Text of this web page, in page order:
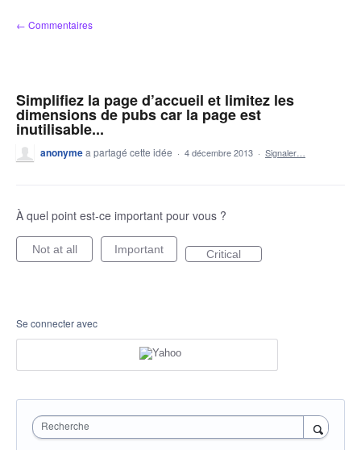
Aller
au
← Commentaires
Simplifiez la page d’accueil et limitez les
dimensions de pubs car la page est
inutilisable...
anonymea partagé cette idée · 4 décembre 2013 · Signaler…
À quel point est-ce important pour vous ?
Not at all Important Critical
Se connecter avec
Recherche